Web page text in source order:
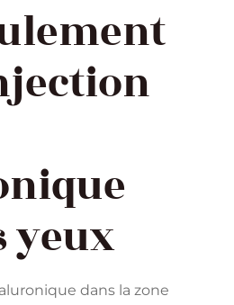
yeux
dans la zone